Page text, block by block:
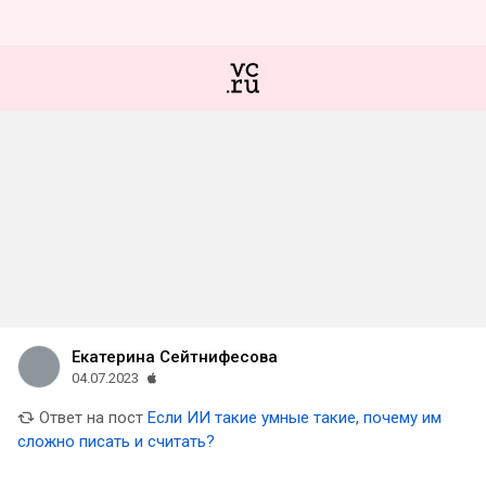
Екатерина Сейтнифесова
04.07.2023
Ответ на пост Если ИИ такие умные такие, почему им
сложно писать и считать?